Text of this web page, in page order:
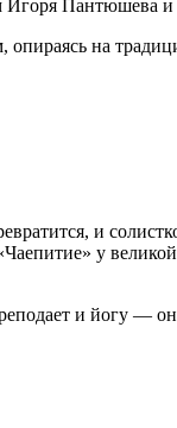
Игоря Пантюшева
опираясь на
и
у
и йогу —